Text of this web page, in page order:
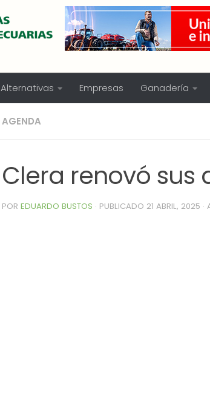
Alternativas Empresas Ganadería
AGENDA
Clera renovó sus
POR EDUARDO BUSTOS · PUBLICADO 21 ABRIL, 2025 ·